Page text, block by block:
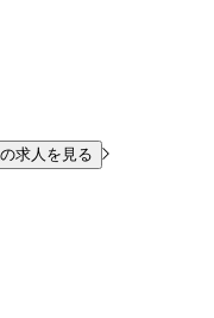
求人を見る